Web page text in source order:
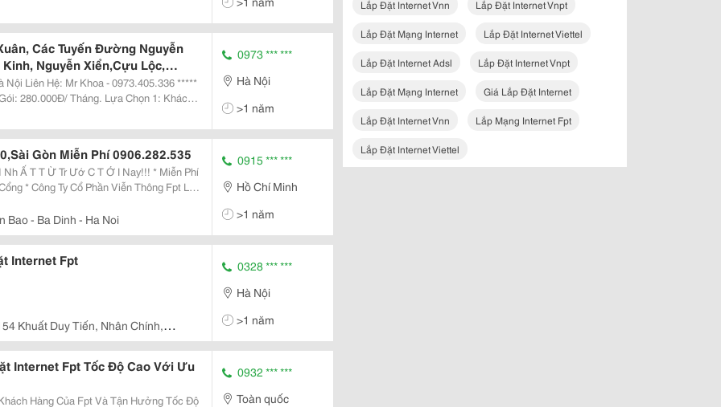
Các Tuyến Đường Nguyễn
Nguyễn Xiển,Cựu Lộc,
Nội Liên Hệ: Mr Khoa - 0973.405.336 *****
280.000Đ/ Tháng. Lựa Chọn 1: Khách
Cọc: 600.000 Vnđ. + Tặng Modem 4
0973 *** ***
Hà Nội
>1 năm
Gòn Miễn Phí 0906.282.535
T Ừ Tr Ướ C T Ớ I Nay!!! * Miễn Phí
Fpt Lắp
Bao - Ba Dinh - Ha Noi
0915 *** ***
Hồ Chí Minh
>1 năm
Internet Fpt
Khuất Duy Tiến, Nhân Chính,
0328 *** ***
Hà Nội
>1 năm
Internet Fpt Tốc Độ Cao Với Ưu
Hàng Của Fpt Và Tận Hưởng Tốc Độ
0932 *** ***
Toàn quốc
Lắp Đặt Internet Vnn Lắp Đặt Internet Vnpt
Lắp Đặt Mạng Internet Lắp Đặt Internet Viettel
Lắp Đặt Internet Adsl Lắp Đặt Internet Vnpt
Lắp Đặt Mạng Internet Giá Lắp Đặt Internet
Lắp Đặt Internet Vnn Lắp Mạng Internet Fpt
Lắp Đặt Internet Viettel